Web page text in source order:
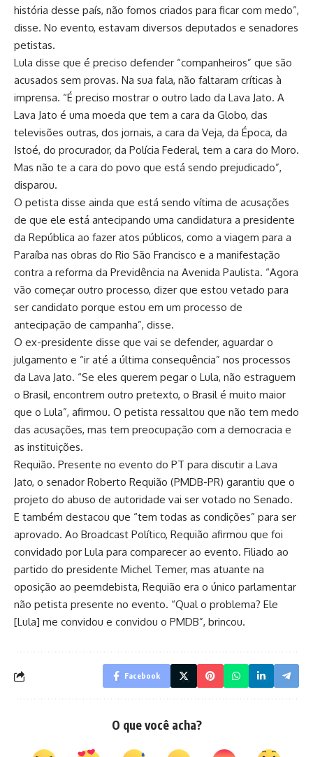
história desse país, não fomos criados para ficar com medo”,
disse. No evento, estavam diversos deputados e senadores
petistas.
Lula disse que é preciso defender “companheiros” que são
acusados sem provas. Na sua fala, não faltaram críticas à
imprensa. “É preciso mostrar o outro lado da Lava Jato. A
Lava Jato é uma moeda que tem a cara da Globo, das
televisões outras, dos jornais, a cara da Veja, da Época, da
Istoé, do procurador, da Polícia Federal, tem a cara do Moro.
Mas não te a cara do povo que está sendo prejudicado”,
disparou.
O petista disse ainda que está sendo vítima de acusações
de que ele está antecipando uma candidatura a presidente
da República ao fazer atos públicos, como a viagem para a
Paraíba nas obras do Rio São Francisco e a manifestação
contra a reforma da Previdência na Avenida Paulista. “Agora
vão começar outro processo, dizer que estou vetado para
ser candidato porque estou em um processo de
antecipação de campanha”, disse.
O ex-presidente disse que vai se defender, aguardar o
julgamento e “ir até a última consequência” nos processos
da Lava Jato. “Se eles querem pegar o Lula, não estraguem
o Brasil, encontrem outro pretexto, o Brasil é muito maior
que o Lula”, afirmou. O petista ressaltou que não tem medo
das acusações, mas tem preocupação com a democracia e
as instituições.
Requião. Presente no evento do PT para discutir a Lava
Jato, o senador Roberto Requião (PMDB-PR) garantiu que o
projeto do abuso de autoridade vai ser votado no Senado.
E também destacou que “tem todas as condições” para ser
aprovado. Ao Broadcast Político, Requião afirmou que foi
convidado por Lula para comparecer ao evento. Filiado ao
partido do presidente Michel Temer, mas atuante na
oposição ao peemdebista, Requião era o único parlamentar
não petista presente no evento. “Qual o problema? Ele
[Lula] me convidou e convidou o PMDB”, brincou.
Facebook
O que você acha?